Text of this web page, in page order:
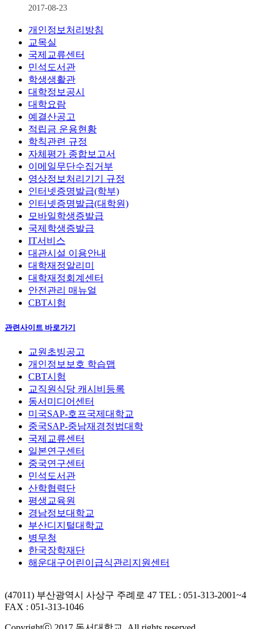
2017-08-23
개인정보처리방침
교목실
국제교류센터
민석도서관
학생생활관
대학정보공시
대학요람
예결산공고
적립금 운용현황
학칙관련 규정
자체평가 종합보고서
이메일무단수집거부
영상정보처리기기 규정
인터넷증명발급(학부)
인터넷증명발급(대학원)
모바일학생증발급
국제학생증발급
IT서비스
대관시설 이용안내
대학재정알리미
대학재정회계센터
안전관리 매뉴얼
CBT시험
관련사이트 바로가기
교원초빙공고
개인정보보호 학습맵
CBT시험
교직원식당 캐시비등록
동서미디어센터
미국SAP-호프국제대학교
중국SAP-중남재경정법대학
국제교류센터
일본연구센터
중국연구센터
민석도서관
산학협력단
평생교육원
경남정보대학교
부산디지털대학교
병무청
한국장학재단
해운대구어린이급식관리지원센터
(47011) 부산광역시 사상구 주례로 47 TEL : 051-313-2001~4
FAX : 051-313-1046